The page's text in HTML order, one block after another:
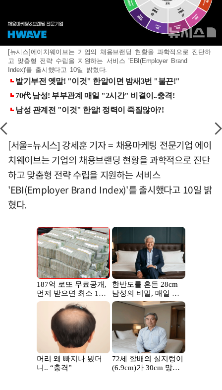
[뉴시스]에이치웨이브는 기업의 채용브랜딩 현황을 과학적으로 진단하
고 맞춤형 전략 수립을 지원하는 서비스 'EBI(Employer Brand
Index)'를 출시했다고 10일 밝혔다.
[서울=뉴시스] 강세훈 기자 = 채용마케팅 전문기업 에이
치웨이브는 기업의 채용브랜딩 현황을 과학적으로 진단
하고 맞춤형 전략 수립을 지원하는 서비스
'EBI(Employer Brand Index)'를 출시했다고 10일 밝
혔다.